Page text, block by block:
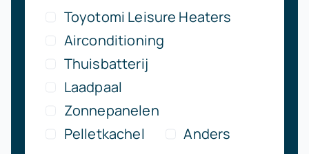
Toyotomi Leisure Heaters
Airconditioning
Thuisbatterij
Laadpaal
Zonnepanelen
Pelletkachel
Anders